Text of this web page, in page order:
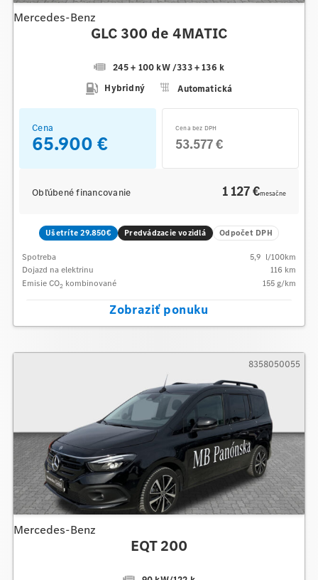
Mercedes-Benz
GLC 300 de 4MATIC
245 + 100 kW/333 + 136 k
Hybridný
Automatická
Cena
65.900 €
Cena bez DPH
53.577 €
Obľúbené financovanie 1 127 €mesačne
Ušetríte 29.850€ Predvádzacie vozidlá Odpočet DPH
Spotreba 5,9 l/100km
Dojazd na elektrinu
116 km
Emisie CO2 kombinované 155 g/km
Zobraziť ponuku
Mercedes-Benz
EQT 200
8358050055